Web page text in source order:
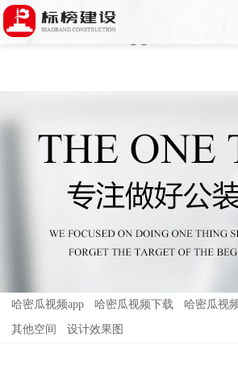
哈密瓜视频,哈密瓜视频
载,哈密瓜视频app下载安装
哈密瓜视频app 哈密瓜视频下载 哈密瓜视
其他空间 设计效果图